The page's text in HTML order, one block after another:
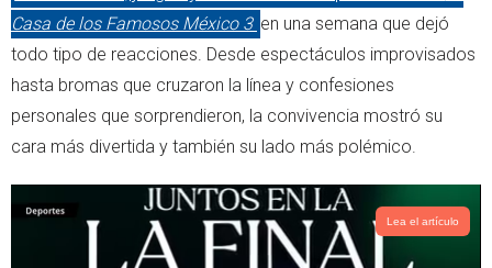
t
e
r
s
a
p
p
Casa de los Famosos México 3 en una semana que dejó
todo tipo de reacciones. Desde espectáculos improvisados
hasta bromas que cruzaron la línea y confesiones
personales que sorprendieron, la convivencia mostró su
cara más divertida y también su lado más polémico.
Lea el artículo